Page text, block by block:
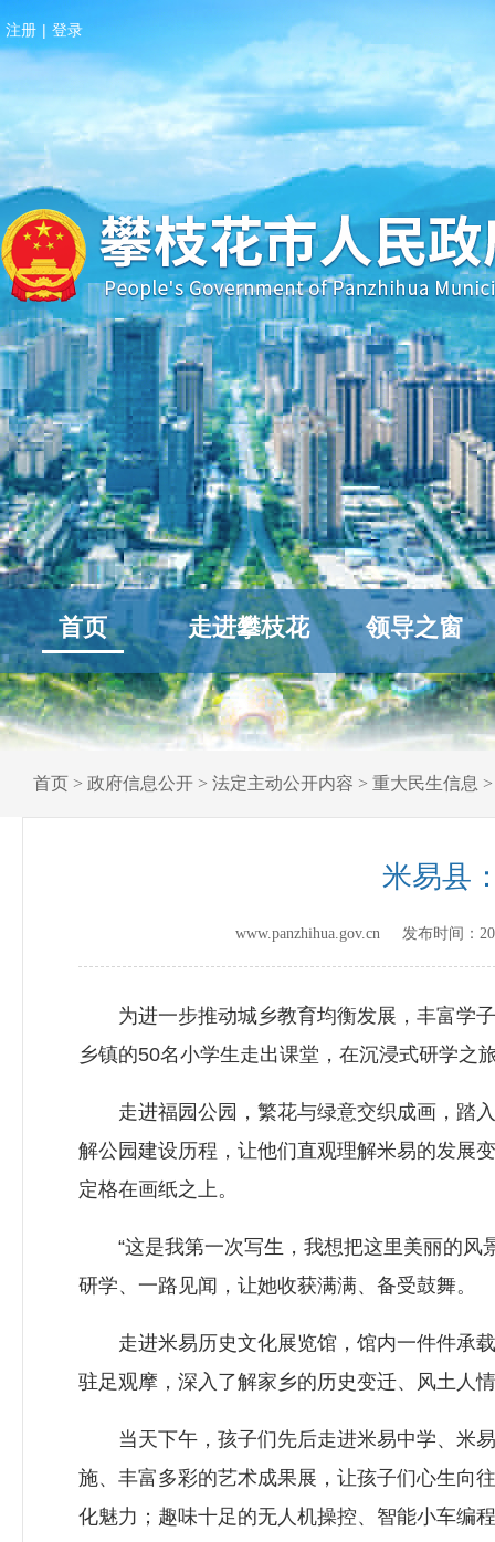
注册 | 登录
首页 走进攀枝花 领导之窗
首页 > 政府信息公开 > 法定主动公开内容 > 重大民生信息
米易县
www.panzhihua.gov.cn 发布时间：
为进一步推动城乡教育均衡发展，丰富学子
乡镇的50名小学生走出课堂，在沉浸式研学之
走进福园公园，繁花与绿意交织成画，踏入
解公园建设历程，让他们直观理解米易的发展
定格在画纸之上。
“这是我第一次写生，我想把这里美丽的风
研学、一路见闻，让她收获满满、备受鼓舞。
走进米易历史文化展览馆，馆内一件件承载
驻足观摩，深入了解家乡的历史变迁、风土人
当天下午，孩子们先后走进米易中学、米易
施、丰富多彩的艺术成果展，让孩子们心生向
化魅力；趣味十足的无人机操控、智能小车编